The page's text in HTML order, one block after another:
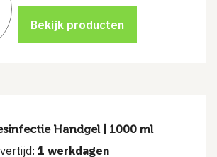
Handgel | 1000 ml
1 werkdagen